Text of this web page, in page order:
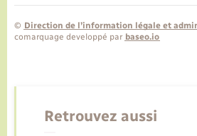
© Direction de l’information légale et
comarquage developpé par baseo.io
Retrouvez aussi